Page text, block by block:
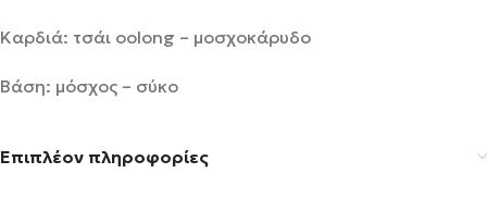
Καρδιά: τσάι oolong – μοσχοκάρυδο
Βάση: μόσχος – σύκο
Επιπλέον πληροφορίες